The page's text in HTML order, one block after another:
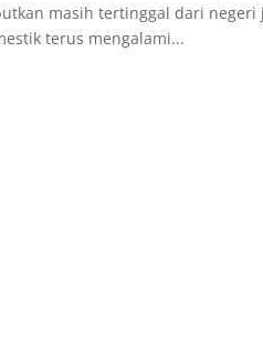
masih tertinggal dari
terus mengalami...